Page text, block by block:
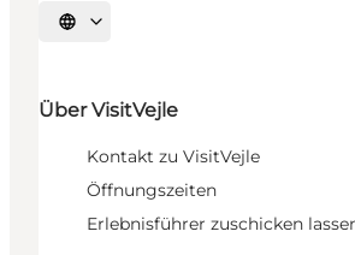
Sprache auswählen
Über VisitVejle
Kontakt zu VisitVejle
Öffnungszeiten
Erlebnisführer zuschicken